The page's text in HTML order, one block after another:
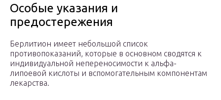
Особые указания и
предостережения
Берлитион имеет небольшой список
противопоказаний, которые в основном сводятся к
индивидуальной непереносимости к альфа-
липоевой кислоты и вспомогательным компонентам
лекарства.